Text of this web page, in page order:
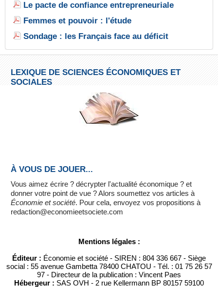
Le pacte de confiance entrepreneuriale
Femmes et pouvoir : l'étude
Sondage : les Français face au déficit
LEXIQUE DE SCIENCES ÉCONOMIQUES ET
SOCIALES
À VOUS DE JOUER...
Vous aimez écrire ? décrypter l'actualité économique ? et
donner votre point de vue ? Alors soumettez vos articles à
Économie et société. Pour cela, envoyez vos propositions à
redaction@economieetsociete.com
Mentions légales :
Éditeur : Économie et société - SIREN : 804 336 667 - Siège
social : 55 avenue Gambetta 78400 CHATOU - Tél. : 01 75 26 57
97 - Directeur de la publication : Vincent Paes
Hébergeur : SAS OVH - 2 rue Kellermann BP 80157 59100